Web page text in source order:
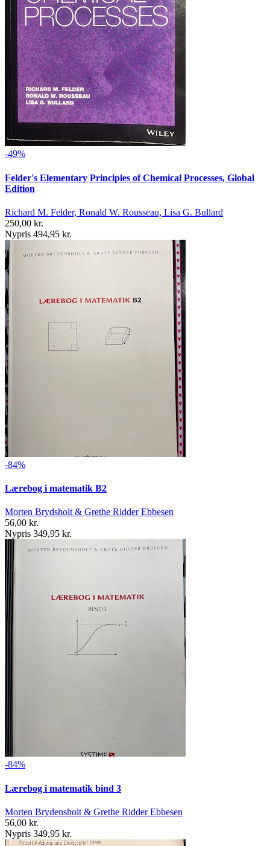
-49%
Felder's Elementary Principles of Chemical Processes, Global
Edition
Richard M. Felder, Ronald W. Rousseau, Lisa G. Bullard
250,00 kr.
Nypris 494,95 kr.
-84%
Lærebog i matematik B2
Morten Brydsholt & Grethe Ridder Ebbesen
56,00 kr.
Nypris 349,95 kr.
-84%
Lærebog i matematik bind 3
Morten Brydensholt & Grethe Ridder Ebbesen
56,00 kr.
Nypris 349,95 kr.